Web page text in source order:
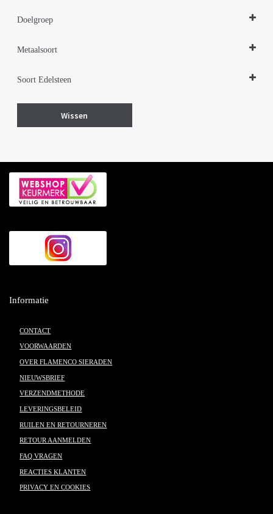
Doelgroep
Metaalsoort
Soort Edelsteen
Wissen
Informatie
CONTACT
VOORWAARDEN
OVER FLAMENCO SIERADEN
NIEUWSBRIEF
VERZENDMETHODE
LEVERINGSBELEID
RUILEN EN RETOURNEREN
RETOUR AANMELDEN
FAQ VRAGEN
REACTIES KLANTEN
PRIVACY EN COOKIES